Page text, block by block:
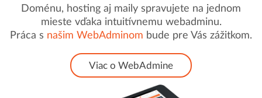
Doménu, hosting aj maily spravujete na jednom
mieste vďaka intuitívnemu webadminu.
Práca s našim WebAdminom bude pre Vás zážitkom.
Viac o WebAdmine